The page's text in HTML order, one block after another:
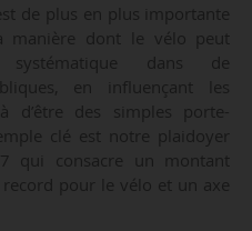
de plus en plus importante
manière dont le vélo peut
dans de
en influençant les
d’être des simples porte-
clé est notre plaidoyer
qui consacre un montant
pour le vélo et un axe